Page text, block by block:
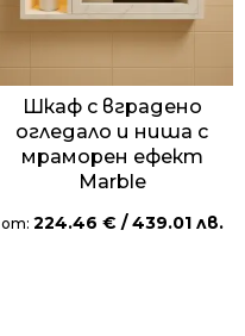
Шкаф с вградено
огледало и ниша с
мраморен ефект
Marble
от: 224.46 € / 439.01 лв.